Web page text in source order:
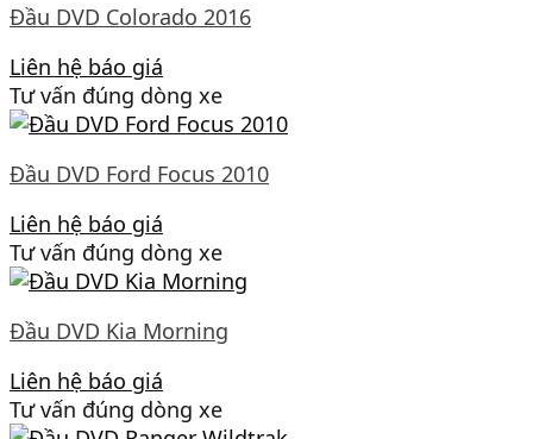
Đầu DVD Colorado 2016
Liên hệ báo giá
Tư vấn đúng dòng xe
Đầu DVD Ford Focus 2010
Liên hệ báo giá
Tư vấn đúng dòng xe
Đầu DVD Kia Morning
Liên hệ báo giá
Tư vấn đúng dòng xe